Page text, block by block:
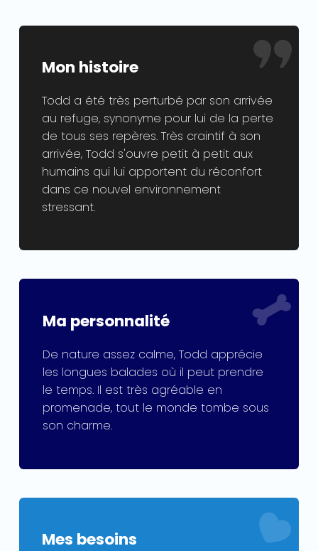
Mon histoire
Todd a été très perturbé par son arrivée
au refuge, synonyme pour lui de la perte
de tous ses repères. Très craintif à son
arrivée, Todd s'ouvre petit à petit aux
humains qui lui apportent du réconfort
dans ce nouvel environnement
stressant.
Ma personnalité
De nature assez calme, Todd apprécie
les longues balades où il peut prendre
le temps. Il est très agréable en
promenade, tout le monde tombe sous
son charme.
Mes besoins